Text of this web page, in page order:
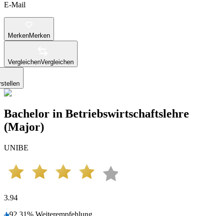
E-Mail
MerkenMerken
VergleichenVergleichen
Bachelor in Betriebswirtschaftslehre
(Major)
UNIBE
3.94
92.31% Weiterempfehlung